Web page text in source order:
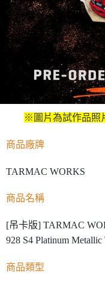
※圖片為試作品照
商品廠牌
TARMAC WORKS
商品名稱
[吊卡版] TARMAC
928 S4 Platinum
商品類型